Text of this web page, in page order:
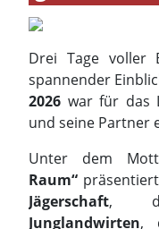
Unter dem
Jägerschaft ,
Junglandwirten,
Niedersachsen,
demJulius-
„ Echt Grün –
zeigten wir die
ländlichen Raums